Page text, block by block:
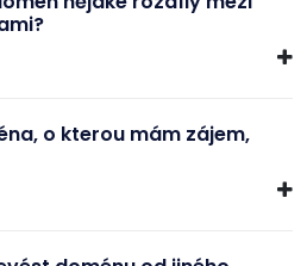
o kterou mám zájem,